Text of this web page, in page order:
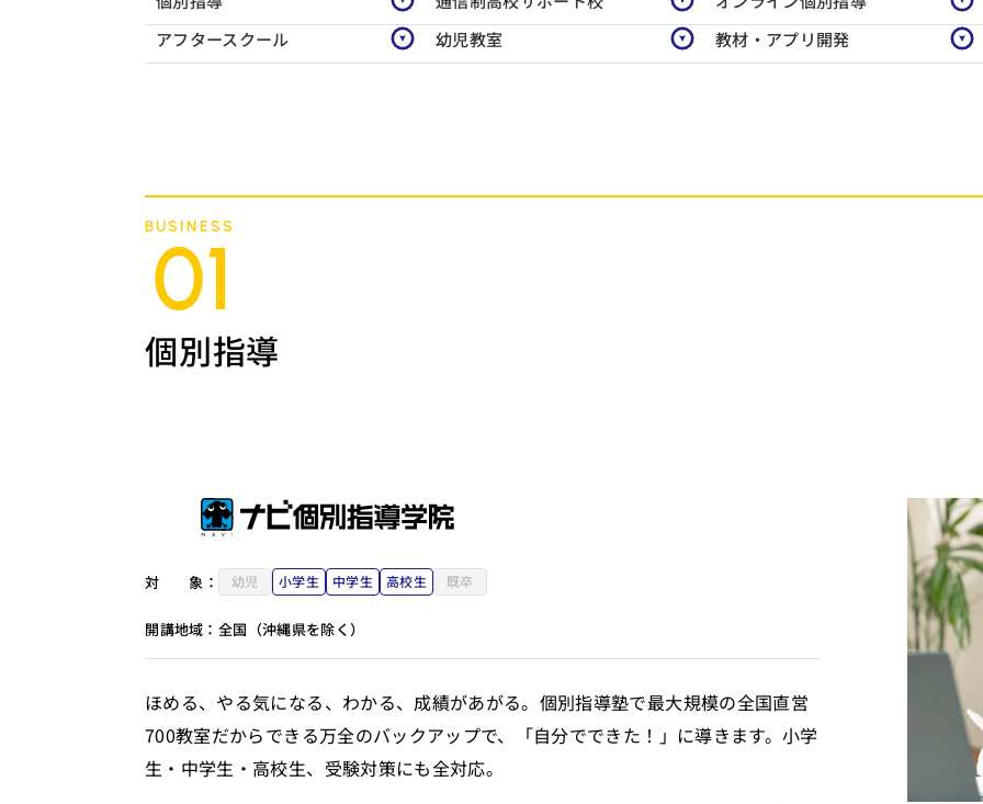
アフタースクール
幼児教室 教材・アプリ開発
BUSINESS
01
個別指導
対 象： 幼児 小学生 中学生 高校生 既卒
開講地域： 全国（沖縄県を除く）
ほめる、やる気になる、わかる、成績があがる。個別指導塾で最大規模の全国直営
700教室だからできる万全のバックアップで、「自分でできた！」に導きます。小学
生・中学生・高校生、受験対策にも全対応。